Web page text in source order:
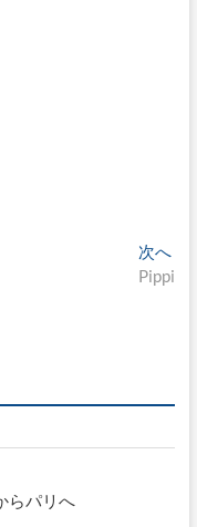
次へ
の
Pippi
らパリへ